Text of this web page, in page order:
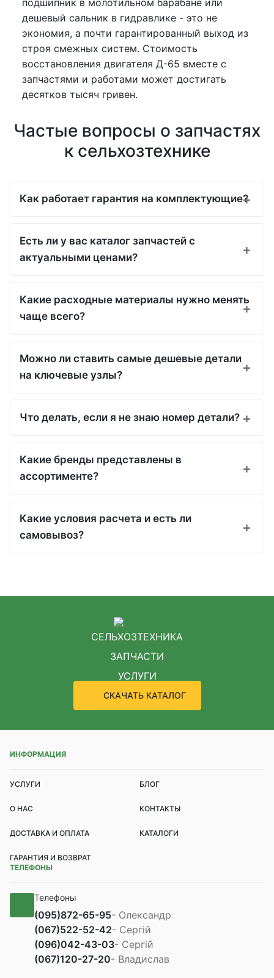
подшипник в молотильном барабане или
дешевый сальник в гидравлике - это не
экономия, а почти гарантированный выход из
строя смежных систем. Стоимость
восстановления двигателя Д-65 вместе с
запчастями и работами может достигать
десятков тысяч гривен.
Частые вопросы о запчастях
к сельхозтехнике
Как работает гарантия на комплектующие?
Есть ли у вас каталог запчастей с
актуальными ценами?
Какие расходные материалы нужно менять
чаще всего?
Можно ли ставить самые дешевые детали
на ключевые узлы?
Что делать, если я не знаю номер детали?
Какие бренды представлены в
ассортименте?
Какие условия расчета и есть ли
самовывоз?
СЕЛЬХОЗТЕХНИКА
ЗАПЧАСТИ
УСЛУГИ
СКАЧАТЬ КАТАЛОГ
ИНФОРМАЦИЯ
УСЛУГИ БЛОГ
О НАС КОНТАКТЫ
ДОСТАВКА И ОПЛАТА КАТАЛОГИ
ГАРАНТИЯ И ВОЗВРАТ
ТЕЛЕФОНЫ
Телефоны
(095)872-65-95- Олександр
(067)522-52-42- Сергій
(096)042-43-03- Сергій
(067)120-27-20- Владислав